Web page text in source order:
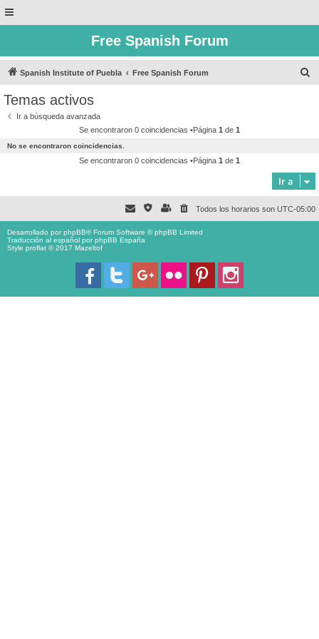
Free Spanish Forum
Spanish Institute of Puebla Free Spanish Forum
Temas activos
Ir a búsqueda avanzada
Se encontraron 0 coincidencias •Página 1 de 1
No se encontraron coincidencias.
Se encontraron 0 coincidencias •Página 1 de 1
Ir a
Todos los horarios son UTC-05:00
Desarrollado porphpBB® Forum Software © phpBB Limited
Traducción al español porphpBB España
Style proflat © 2017 Mazeltof